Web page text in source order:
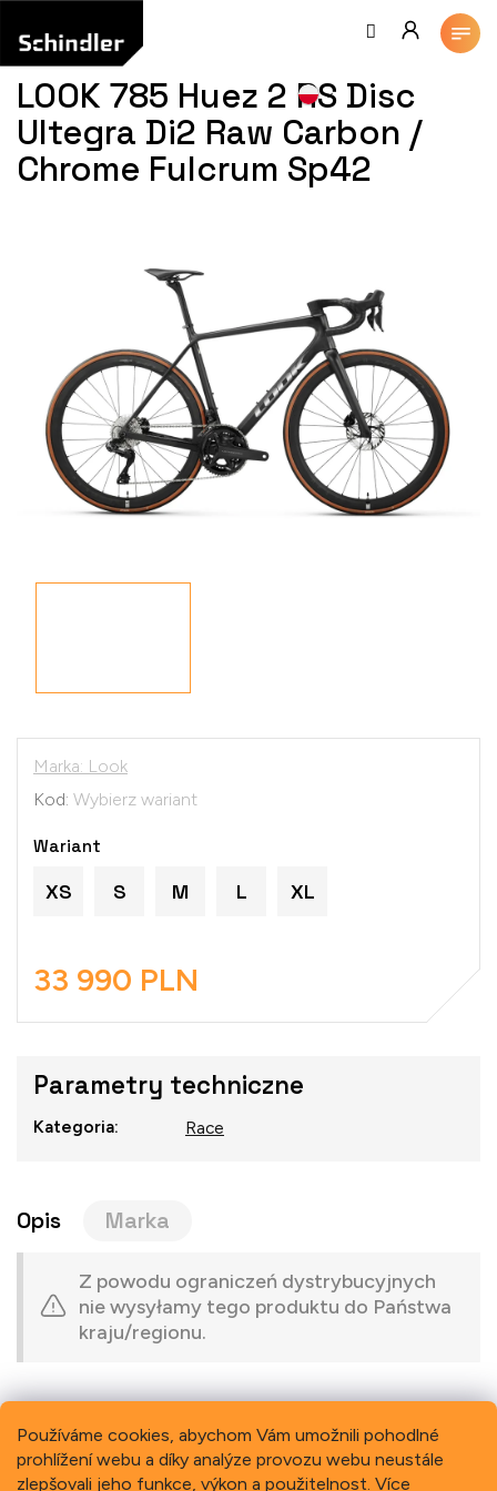
Používáme cookies, abychom Vám umožnili pohodlné
prohlížení webu a díky analýze provozu webu neustále
zlepšovali jeho funkce, výkon a použitelnost. Více
treści
LOOK 785 Huez 2 RS Disc
Ultegra Di2 Raw Carbon /
Chrome Fulcrum Sp42
Marka: Look
Kod: Wybierz wariant
33 990 PLN
jednostkowa:
Wariant
XS S M L XL
Parametry techniczne
Kategoria: Race
Opis Marka
Z powodu ograniczeń dystrybucyjnych
nie wysyłamy tego produktu do Państwa
kraju/regionu.
Previous